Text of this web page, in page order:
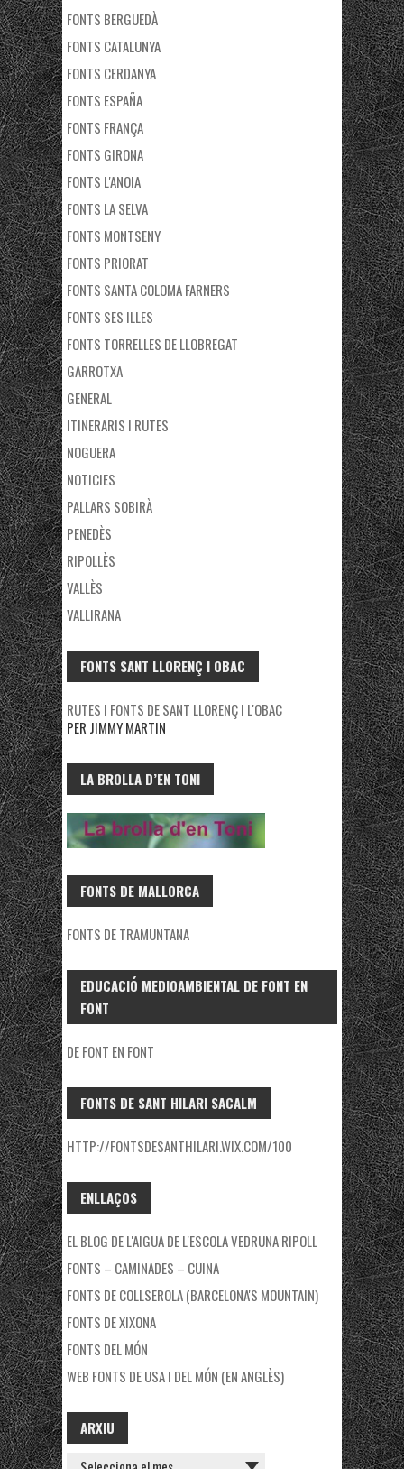
FONTS BERGUEDÀ
FONTS CATALUNYA
FONTS CERDANYA
FONTS ESPAÑA
FONTS FRANÇA
FONTS GIRONA
FONTS L'ANOIA
FONTS LA SELVA
FONTS MONTSENY
FONTS PRIORAT
FONTS SANTA COLOMA FARNERS
FONTS SES ILLES
FONTS TORRELLES DE LLOBREGAT
GARROTXA
GENERAL
ITINERARIS I RUTES
NOGUERA
NOTICIES
PALLARS SOBIRÀ
PENEDÈS
RIPOLLÈS
VALLÈS
VALLIRANA
FONTS SANT LLORENÇ I OBAC
RUTES I FONTS DE SANT LLORENÇ I L'OBAC
PER JIMMY MARTIN
LA BROLLA D’EN TONI
FONTS DE MALLORCA
FONTS DE TRAMUNTANA
EDUCACIÓ MEDIOAMBIENTAL DE FONT EN
FONT
DE FONT EN FONT
FONTS DE SANT HILARI SACALM
HTTP://FONTSDESANTHILARI.WIX.COM/100
ENLLAÇOS
EL BLOG DE L'AIGUA DE L'ESCOLA VEDRUNA RIPOLL
FONTS – CAMINADES – CUINA
FONTS DE COLLSEROLA (BARCELONA'S MOUNTAIN)
FONTS DE XIXONA
FONTS DEL MÓN
WEB FONTS DE USA I DEL MÓN (EN ANGLÈS)
ARXIU
ARXIU